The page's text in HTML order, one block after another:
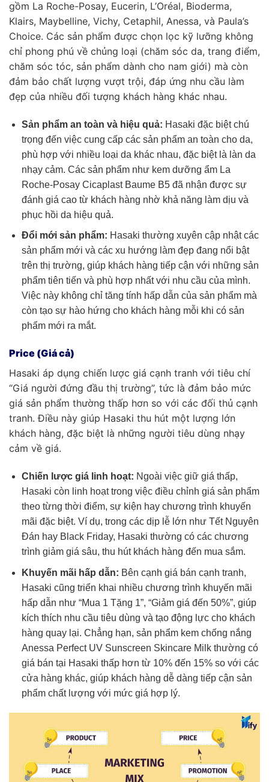
gồm La Roche-Posay, Eucerin, L’Oréal, Bioderma,
Klairs, Maybelline, Vichy, Cetaphil, Anessa, và Paula’s
Choice. Các sản phẩm được chọn lọc kỹ lưỡng không
chỉ phong phú về chủng loại (chăm sóc da, trang điểm,
chăm sóc tóc, sản phẩm dành cho nam giới) mà còn
đảm bảo chất lượng vượt trội, đáp ứng nhu cầu làm
đẹp của nhiều đối tượng khách hàng khác nhau.
Sản phẩm an toàn và hiệu quả: Hasaki đặc biệt chú
trọng đến việc cung cấp các sản phẩm an toàn cho da,
phù hợp với nhiều loại da khác nhau, đặc biệt là làn da
nhạy cảm. Các sản phẩm như kem dưỡng ẩm La
Roche-Posay Cicaplast Baume B5 đã nhận được sự
đánh giá cao từ khách hàng nhờ khả năng làm dịu và
phục hồi da hiệu quả.
Đổi mới sản phẩm: Hasaki thường xuyên cập nhật các
sản phẩm mới và các xu hướng làm đẹp đang nổi bật
trên thị trường, giúp khách hàng tiếp cận với những sản
phẩm tiên tiến và phù hợp nhất với nhu cầu của mình.
Việc này không chỉ tăng tính hấp dẫn của sản phẩm mà
còn tạo sự hào hứng cho khách hàng mỗi khi có sản
phẩm mới ra mắt.
Price (Giá cả)
Hasaki áp dụng chiến lược giá cạnh tranh với tiêu chí
“Giá người đứng đầu thị trường”, tức là đảm bảo mức
giá sản phẩm thường thấp hơn so với các đối thủ cạnh
tranh. Điều này giúp Hasaki thu hút một lượng lớn
khách hàng, đặc biệt là những người tiêu dùng nhạy
cảm về giá.
Chiến lược giá linh hoạt: Ngoài việc giữ giá thấp,
Hasaki còn linh hoạt trong việc điều chỉnh giá sản phẩm
theo từng thời điểm, sự kiện hay chương trình khuyến
mãi đặc biệt. Ví dụ, trong các dịp lễ lớn như Tết Nguyên
Đán hay Black Friday, Hasaki thường có các chương
trình giảm giá sâu, thu hút khách hàng đến mua sắm.
Khuyến mãi hấp dẫn: Bên cạnh giá bán cạnh tranh,
Hasaki cũng triển khai nhiều chương trình khuyến mãi
hấp dẫn như “Mua 1 Tặng 1”, “Giảm giá đến 50%”, giúp
kích thích nhu cầu tiêu dùng và tạo động lực cho khách
hàng quay lại. Chẳng hạn, sản phẩm kem chống nắng
Anessa Perfect UV Sunscreen Skincare Milk thường có
giá bán tại Hasaki thấp hơn từ 10% đến 15% so với các
cửa hàng khác, giúp khách hàng dễ dàng tiếp cận sản
phẩm chất lượng với mức giá hợp lý.